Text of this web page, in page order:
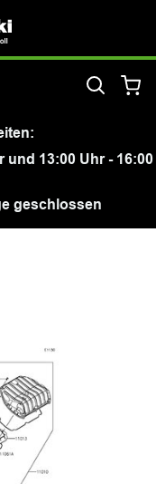
und 13:00 Uhr - 16:00
geschlossen